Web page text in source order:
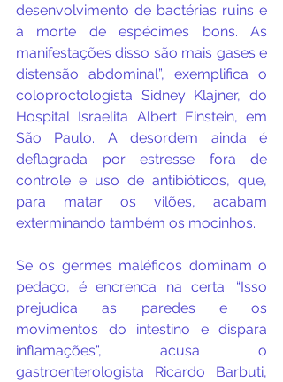
desenvolvimento de bactérias ruins e
à morte de espécimes bons. As
manifestações disso são mais gases e
distensão abdominal”, exemplifica o
coloproctologista Sidney Klajner, do
Hospital Israelita Albert Einstein, em
São Paulo. A desordem ainda é
deflagrada por estresse fora de
controle e uso de antibióticos, que,
para matar os vilões, acabam
exterminando também os mocinhos.
Se os germes maléficos dominam o
pedaço, é encrenca na certa. “Isso
prejudica as paredes e os
movimentos do intestino e dispara
inflamações”, acusa o
gastroenterologista Ricardo Barbuti,